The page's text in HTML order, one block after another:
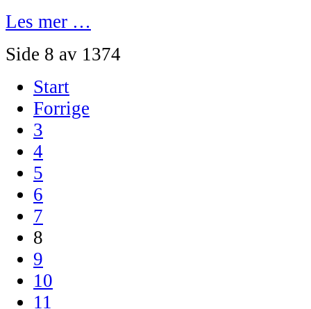
Les mer …
Side 8 av 1374
Start
Forrige
3
4
5
6
7
8
9
10
11